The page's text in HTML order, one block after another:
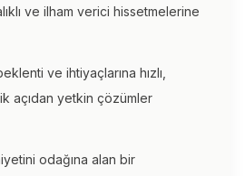
ve ilham verici hissetmelerine
ve ihtiyaçlarına hızlı,
açıdan yetkin çözümler
odağına alan bir